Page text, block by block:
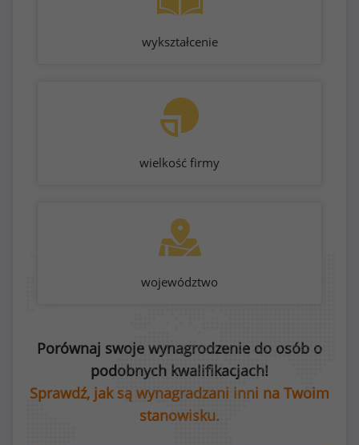
wykształcenie
wielkość firmy
województwo
Porównaj swoje wynagrodzenie do osób o
podobnych kwalifikacjach!
Sprawdź, jak są wynagradzani inni na Twoim
stanowisku.